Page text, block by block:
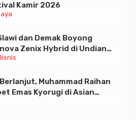
Kamir 2026
dan Demak Boyong
Zenix Hybrid di Undian
Bank Jateng
Muhammad Raihan
Emas Kyorugi di Asian
Indonesia Open 2026